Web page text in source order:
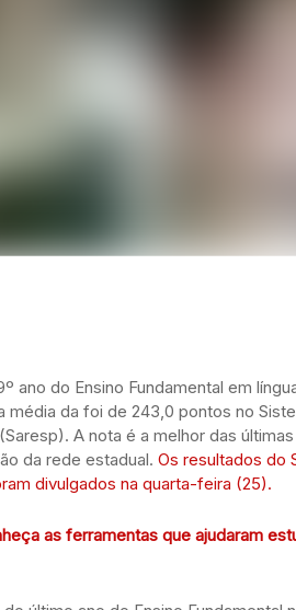
ano do Ensino Fundamental em
da foi de 243,0 pontos no
A nota é a melhor das
da rede estadual. Os resultados do
divulgados na quarta-feira (25).
as ferramentas que ajudaram